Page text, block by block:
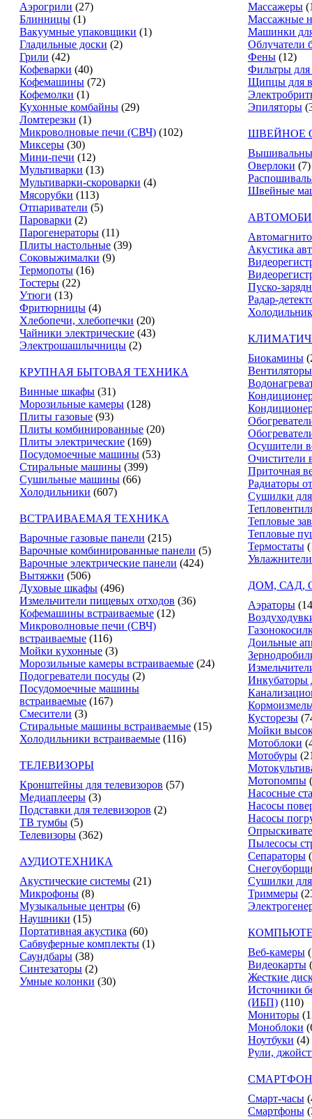
Аэрогрили (27)
Блинницы (1)
Вакуумные упаковщики (1)
Гладильные доски (2)
Грили (42)
Кофеварки (40)
Кофемашины (72)
Кофемолки (1)
Кухонные комбайны (29)
Ломтерезки (1)
Микроволновые печи (СВЧ) (102)
Миксеры (30)
Мини-печи (12)
Мультиварки (13)
Мультиварки-скороварки (4)
Мясорубки (113)
Отпариватели (5)
Пароварки (2)
Парогенераторы (11)
Плиты настольные (39)
Соковыжималки (9)
Термопоты (16)
Тостеры (22)
Утюги (13)
Фритюрницы (4)
Хлебопечи, хлебопечки (20)
Чайники электрические (43)
Электрошашлычницы (2)
КРУПНАЯ БЫТОВАЯ ТЕХНИКА
Винные шкафы (31)
Морозильные камеры (128)
Плиты газовые (93)
Плиты комбинированные (20)
Плиты электрические (169)
Посудомоечные машины (53)
Стиральные машины (399)
Сушильные машины (66)
Холодильники (607)
ВСТРАИВАЕМАЯ ТЕХНИКА
Варочные газовые панели (215)
Варочные комбинированные панели (5)
Варочные электрические панели (424)
Вытяжки (506)
Духовые шкафы (496)
Измельчители пищевых отходов (36)
Кофемашины встраиваемые (12)
Микроволновые печи (СВЧ)
встраиваемые (116)
Мойки кухонные (3)
Морозильные камеры встраиваемые (24)
Подогреватели посуды (2)
Посудомоечные машины
встраиваемые (167)
Смесители (3)
Стиральные машины встраиваемые (15)
Холодильники встраиваемые (116)
ТЕЛЕВИЗОРЫ
Кронштейны для телевизоров (57)
Медиаплееры (3)
Подставки для телевизоров (2)
ТВ тумбы (5)
Телевизоры (362)
АУДИОТЕХНИКА
Акустические системы (21)
Микрофоны (8)
Музыкальные центры (6)
Наушники (15)
Портативная акустика (60)
Сабвуферные комплекты (1)
Саундбары (38)
Синтезаторы (2)
Умные колонки (30)
Массажеры
Массажные
Машинки
Облучатели
Фены (12)
Фильтры
Щипцы для
Эпиляторы
ШВЕЙНОЕ
Оверлоки (7)
Швейные
Акустика
Пуско-
Радар-
Биокамины
Вентиляторы
Осушители
Очистители
Приточная
Радиаторы
Сушилки
Тепловые
Тепловые
Термостаты
ДОМ, САД,
Аэраторы
Доильные
Инкубаторы
Кусторезы
Мойки
Мотоблоки
Мотобуры
Мотопомпы
Насосные
Насосы
Насосы
Пылесосы
Сепараторы
Сушилки
Триммеры
Веб-камеры
Видеокарты
Жесткие
Источники
(ИБП) (110)
Мониторы
Моноблоки
Ноутбуки (4)
Рули,
Смарт-часы
Смартфоны